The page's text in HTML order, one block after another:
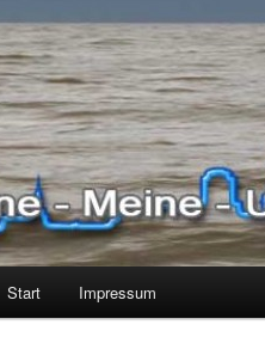
Start Impressum